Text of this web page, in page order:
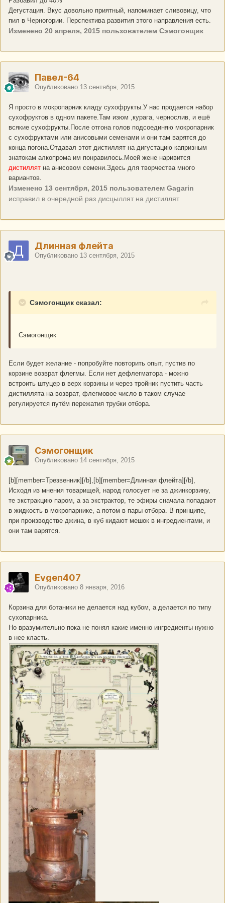
Дегустация. Вкус довольно приятный, напоминает сливовицу, что
пил в Черногории. Перспектива развития этого направления есть.
Изменено 20 апреля, 2015 пользователем Сэмогонщик
Павел-64
Опубликовано 13 сентября, 2015
Я просто в мокропарник кладу сухофрукты.У нас продается набор
сухофруктов в одном пакете.Там изюм ,курага, чернослив, и ешё
всякие сухофрукты.После отгона голов подсоединяю мокропарник
с сухофруктами или анисовыми семенами и они там варятся до
конца погона.Отдавал этот дистиллят на дигустацию капризным
знатокам алкопрома им понравилось.Моей жене наривится
дистиллят на анисовом семени.Здесь для творчества много
вариантов.
Изменено 13 сентября, 2015 пользователем Gagarin
исправил в очередной раз дисцыллят на дистиллят
Длинная флейта
Опубликовано 13 сентября, 2015
Сэмогонщик сказал:
Сэмогонщик
Если будет желание - попробуйте повторить опыт, пустив по
корзине возврат флегмы. Если нет дефлегматора - можно
встроить штуцер в верх корзины и через тройник пустить часть
дистиллята на возврат, флегмовое число в таком случае
регулируется путём пережатия трубки отбора.
Сэмогонщик
Опубликовано 14 сентября, 2015
[b][member=Трезвенник][/b],[b][member=Длинная флейта][/b],
Исходя из мнения товарищей, народ голосует не за джинкорзину,
те экстракцию паром, а за экстрактор, те эфиры сначала попадают
в жидкость в мокропарнике, а потом в пары отбора. В принципе,
при производстве джина, в куб кидают мешок в ингредиентами, и
они там варятся.
Evgen407
Опубликовано 8 января, 2016
Корзина для ботаники не делается над кубом, а делается по типу
сухопарника.
Но вразумительно пока не понял какие именно ингредиенты нужно
в нее класть.